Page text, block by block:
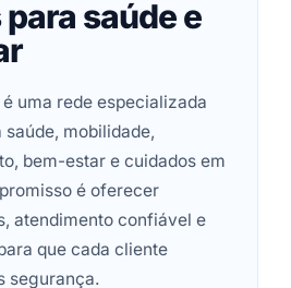
saúde e
uma rede especializada
mobilidade,
bem-estar e cuidados em
é oferecer
atendimento confiável e
que cada cliente
segurança.